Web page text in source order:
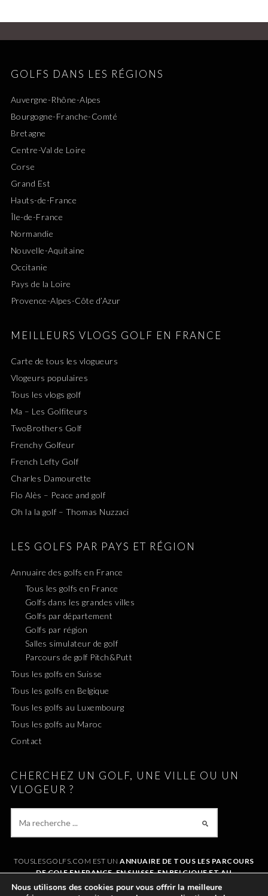
GOLFS DANS LES RÉGIONS
Auvergne-Rhône-Alpes
Bourgogne-Franche-Comté
Bretagne
Centre-Val de Loire
Corse
Grand Est
Hauts-de-France
Île-de-France
Normandie
Nouvelle-Aquitaine
Occitanie
Pays de la Loire
Provence-Alpes-Côte d’Azur
MEILLEURS VLOGS GOLF EN FRANCE
Carte de tous les vlogueurs
Vlogeurs populaires
Tous les vlogs golf
Ma – Les Golfiteurs
TwoBrothers Golf
Frenchy Golfeur
French Lefty Golf
Charles Damourette
Flo Alès – Peace and golf
Oh la la golf – Thomas Nuzzaci
LES GOLFS PAR PAYS ET RÉGION
Annuaire des golfs en France
Tous les golfs en France
Golfs dans les grandes villes
Golfs par département
Golfs par région
Salles simulateur de golf
Parcours de golf Pitch&Putt
Tous les golfs en Suisse
Tous les golfs en Belgique
Tous les golfs au Luxembourg
Tous les golfs au Maroc
Contact
CHERCHEZ UN GOLF, UNE VILLE OU UN
VLOGEUR ?
TOUSLESGOLFS.COM EST UNANNUAIRE DE TOUS LES PARCOURS
DE GOLF EN FRANCE, EN SUISSE, EN BELGIQUE ET AU
LUXEMBOURG
. IL VOUS PERMET DE TROUVER UN GOLF AUTOUR DE
Nous utilisons des cookies pour vous offrir la meilleure